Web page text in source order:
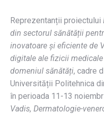
Reprezentanții proiectului
din sectorul sănătății
inovatoare și eficiente de
digitale ale fizicii
domeniul sănătăți, cadre
Universității Politehnica
în perioada 11-13
Vadis, Dermatologie-